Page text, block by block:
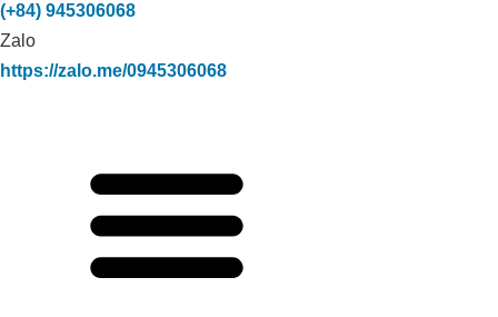
(+84) 945306068
Zalo
https://zalo.me/0945306068